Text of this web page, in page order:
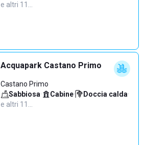
e altri 11…
Acquapark Castano Primo
Castano Primo
Sabbiosa· Cabine· Doccia calda·
e altri 11…